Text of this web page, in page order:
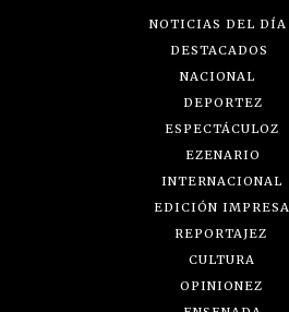
NOTICIAS DEL DÍA
DESTACADOS
NACIONAL
DEPORTEZ
ESPECTÁCULOZ
EZENARIO
INTERNACIONAL
EDICIÓN IMPRESA
REPORTAJEZ
CULTURA
OPINIONEZ